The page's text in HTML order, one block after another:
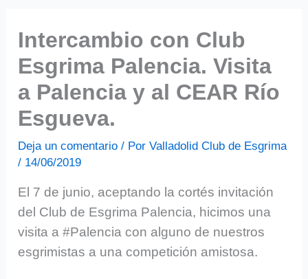
Intercambio con Club
Esgrima Palencia. Visita
a Palencia y al CEAR Río
Esgueva.
Deja un comentario / PorValladolid Club de Esgrima
/ 14/06/2019
El 7 de junio, aceptando la cortés invitación
del Club de Esgrima Palencia, hicimos una
visita a #Palencia con alguno de nuestros
esgrimistas a una competición amistosa.